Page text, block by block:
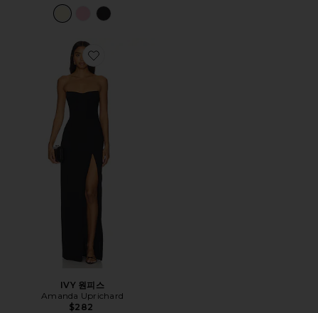
Favorite IVY 원피스
IVY 원피스
Amanda Uprichard
$282